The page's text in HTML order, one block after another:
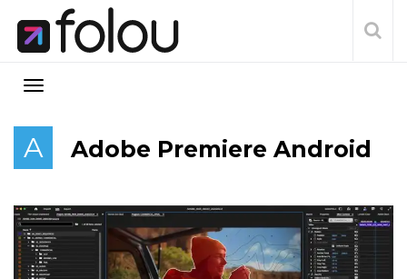
A Adobe Premiere Android